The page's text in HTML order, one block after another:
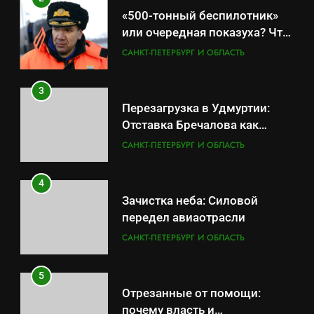
результат управленческих
провалов и уязвимости
региона
САНКТ-ПЕТЕРБУРГ И ОБЛАСТЬ
маркетплейсы «умывают
руки» после ударов по
складам Wildberries?
идёт ко дну
«500-тонный беспилотник»
или очередная показуха? Что
скрывает российский ВМФ
САНКТ-ПЕТЕРБУРГ И ОБЛАСТЬ
3
Перезагрузка в Удмуртии:
Отставка Бречалова как
результат управленческих
САНКТ-ПЕТЕРБУРГ И ОБЛАСТЬ
4
Зачистка неба: Силовой
передел авиаотрасли
САНКТ-ПЕТЕРБУРГ И ОБЛАСТЬ
5
Отрезанные от помощи:
почему власть и